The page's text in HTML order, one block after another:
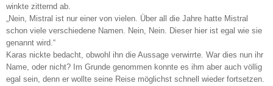
winkte zitternd ab.
„Nein, Mistral ist nur einer von vielen. Über all die Jahre hatte Mistral
schon viele verschiedene Namen. Nein, Nein. Dieser hier ist egal wie sie
genannt wird.“
Karas nickte bedacht, obwohl ihn die Aussage verwirrte. War dies nun ihr
Name, oder nicht? Im Grunde genommen konnte es ihm aber auch völlig
egal sein, denn er wollte seine Reise möglichst schnell wieder fortsetzen.